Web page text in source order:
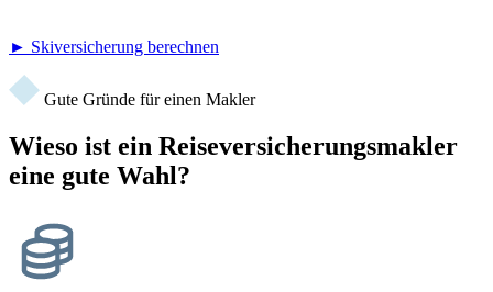
► Skiversicherung berechnen
Gute Gründe für einen Makler
Wieso ist ein Reiseversicherungsmakler
eine gute Wahl?